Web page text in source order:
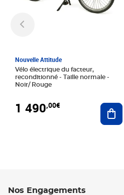
Nouvelle Attitude
Vélo électrique du facteur,
reconditionné - Taille normale -
Noir/ Rouge
1 490,00€
Nos Engagements